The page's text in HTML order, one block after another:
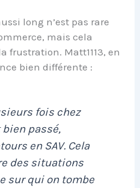
long n’est pas rare
mais cela
frustration. Matt1113, en
bien différente :
fois chez
bien passé,
en SAV. Cela
des situations
sur qui on tombe